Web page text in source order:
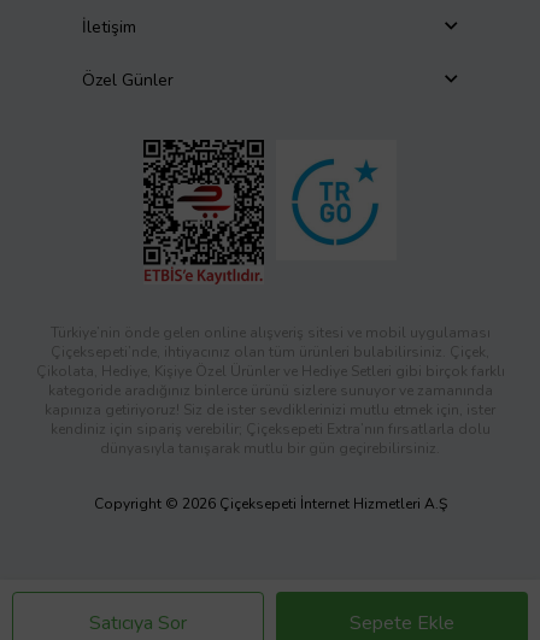
Satıcıya Sor Sepete Ekle
İletişim
Özel Günler
Türkiye’nin önde gelen online alışveriş sitesi ve mobil uygulaması
Çiçeksepeti’nde, ihtiyacınız olan tüm ürünleri bulabilirsiniz. Çiçek,
Çikolata, Hediye, Kişiye Özel Ürünler ve Hediye Setleri gibi birçok farklı
kategoride aradığınız binlerce ürünü sizlere sunuyor ve zamanında
kapınıza getiriyoruz! Siz de ister sevdiklerinizi mutlu etmek için, ister
kendiniz için sipariş verebilir; Çiçeksepeti Extra’nın fırsatlarla dolu
dünyasıyla tanışarak mutlu bir gün geçirebilirsiniz.
Copyright © 2026 Çiçeksepeti İnternet Hizmetleri A.Ş